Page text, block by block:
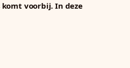
komt voorbij. In deze